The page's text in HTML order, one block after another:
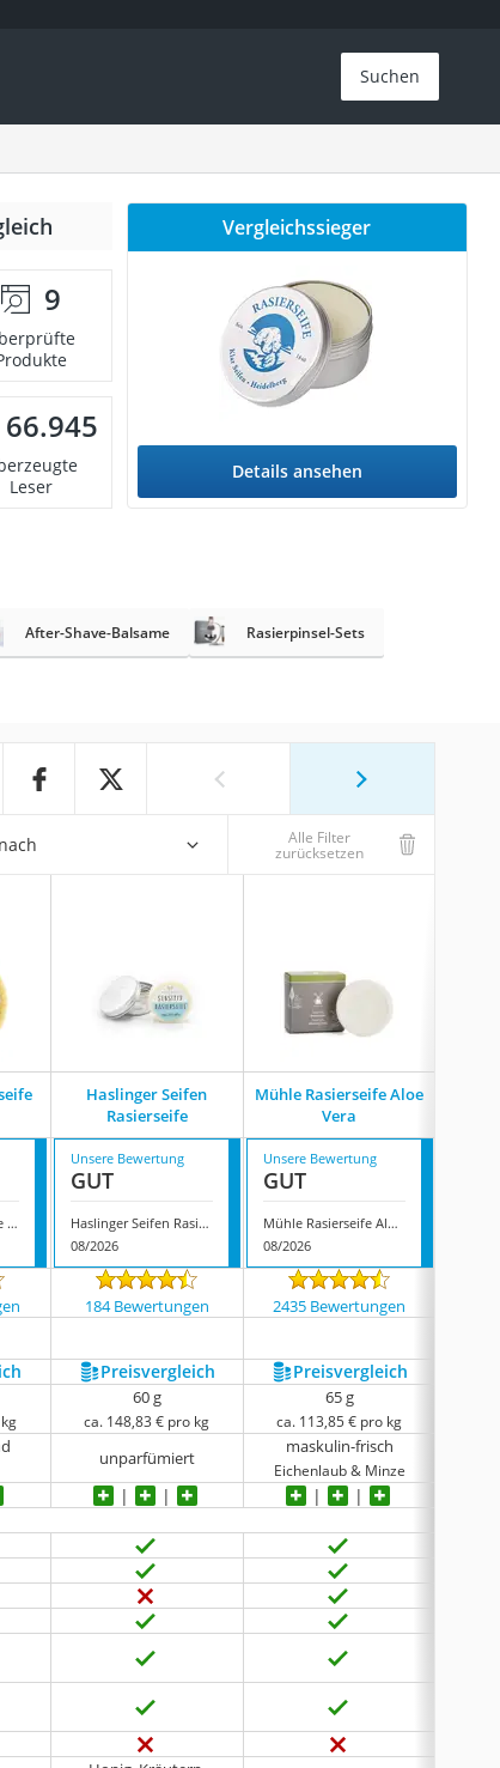
Suchen
9
66.945
Leser
Vergleichssieger
Details ansehen
After-Shave-Balsame Rasierpinsel-Sets
Alle Filter
zurücksetzen
Haslinger Seifen
Rasierseife
Mühle Rasierseife Aloe
Vera
Haslinger Rasierseife Sandelholz
Unsere Bewertung
GUT
Haslinger Seifen Rasierseife
08/2026
Unsere Bewertung
GUT
Mühle Rasierseife Aloe Vera
08/2026
184 Bewertungen 2435 Bewertungen
Preis­vergleich Preis­vergleich
60 g
ca. 148,83 € pro kg
65 g
ca. 113,85 € pro kg
unparfümiert
maskulin-frisch
Eichenlaub & Minze